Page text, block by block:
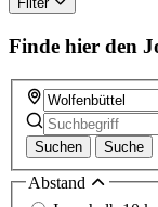
field
Finde hier den
Suchen Suche
Abstand